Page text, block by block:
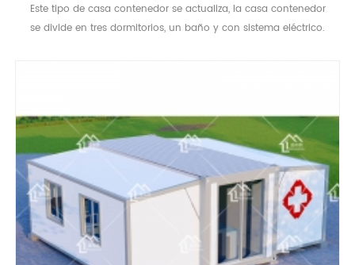
Este tipo de casa contenedor se actualiza, la casa contenedor
se divide en tres dormitorios, un baño y con sistema eléctrico.